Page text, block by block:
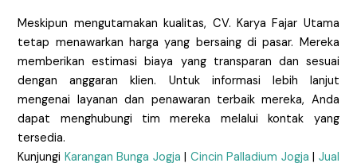
Meskipun mengutamakan kualitas, CV. Karya Fajar Utama
tetap menawarkan harga yang bersaing di pasar. Mereka
memberikan estimasi biaya yang transparan dan sesuai
dengan anggaran klien. Untuk informasi lebih lanjut
mengenai layanan dan penawaran terbaik mereka, Anda
dapat menghubungi tim mereka melalui kontak yang
tersedia.
Kunjungi Karangan Bunga Jogja | Cincin Palladium Jogja | Jual